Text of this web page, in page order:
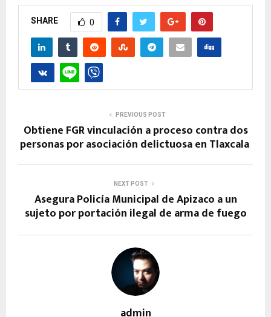
SHARE 0
PREVIOUS POST
Obtiene FGR vinculación a proceso contra dos
personas por asociación delictuosa en Tlaxcala
NEXT POST
Asegura Policía Municipal de Apizaco a un
sujeto por portación ilegal de arma de fuego
admin